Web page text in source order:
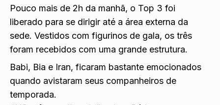
Pouco mais de 2h da manhã, o Top 3 foi
liberado para se dirigir até a área externa da
sede. Vestidos com figurinos de gala, os três
foram recebidos com uma grande estrutura.
Babi, Bia e Iran, ficaram bastante emocionados
quando avistaram seus companheiros de
temporada.